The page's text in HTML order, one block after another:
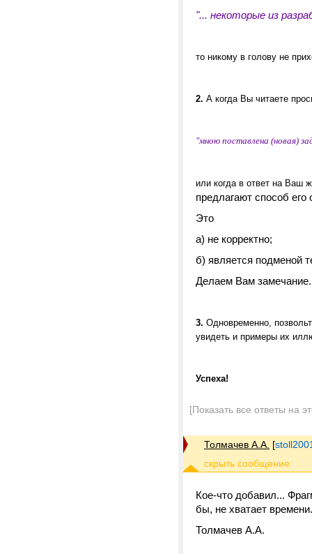
"... некоторые из
то никому в голову не
2. А когда Вы читаете
"мною поставлена (новая)
или когда в ответ на Ваш
предлагают способ
Это
а) не корректно;
б) является подменой
Делаем Вам замечание.
3. Одновременно,
увидеть и примеры их
Успеха!
[Показать все ответы на
Толмачев А.А. [
Кое-что добавил...
бы, не хватает
Толмачев А.А.